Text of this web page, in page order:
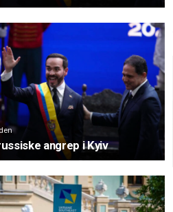
angrep i Kyiv